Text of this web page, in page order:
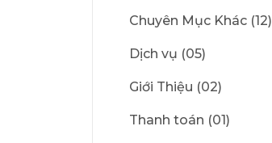
Chuyên Mục Khác (12)
Dịch vụ (05)
Giới Thiệu (02)
Thanh toán (01)